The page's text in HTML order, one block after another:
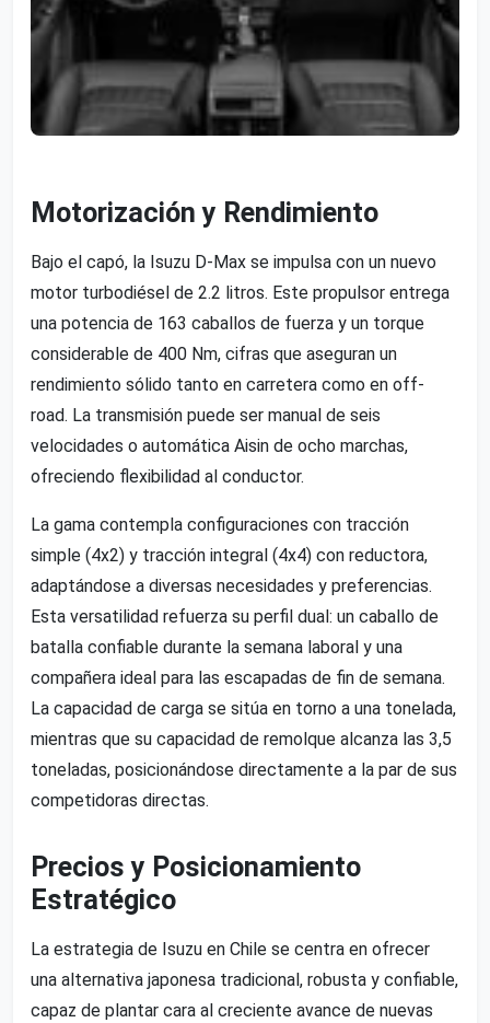
Motorización y Rendimiento
Bajo el capó, la Isuzu D-Max se impulsa con un nuevo
motor turbodiésel de 2.2 litros. Este propulsor entrega
una potencia de 163 caballos de fuerza y un torque
considerable de 400 Nm, cifras que aseguran un
rendimiento sólido tanto en carretera como en off-
road. La transmisión puede ser manual de seis
velocidades o automática Aisin de ocho marchas,
ofreciendo flexibilidad al conductor.
La gama contempla configuraciones con tracción
simple (4x2) y tracción integral (4x4) con reductora,
adaptándose a diversas necesidades y preferencias.
Esta versatilidad refuerza su perfil dual: un caballo de
batalla confiable durante la semana laboral y una
compañera ideal para las escapadas de fin de semana.
La capacidad de carga se sitúa en torno a una tonelada,
mientras que su capacidad de remolque alcanza las 3,5
toneladas, posicionándose directamente a la par de sus
competidoras directas.
Precios y Posicionamiento
Estratégico
La estrategia de Isuzu en Chile se centra en ofrecer
una alternativa japonesa tradicional, robusta y confiable,
capaz de plantar cara al creciente avance de nuevas